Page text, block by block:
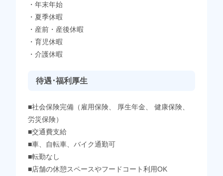
・年末年始
・夏季休暇
・産前・産後休暇
・育児休暇
・介護休暇
待遇･福利厚生
■社会保険完備（雇用保険、 厚生年金、 健康保険、
労災保険）
■交通費支給
■車、自転車、バイク通勤可
■転勤なし
■店舗の休憩スペースやフードコート利用OK